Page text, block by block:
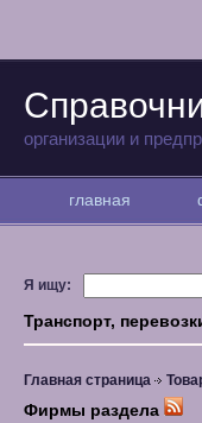
организации и
главная
Я ищу:
Транспорт,
Главная страница
Фирмы раздела